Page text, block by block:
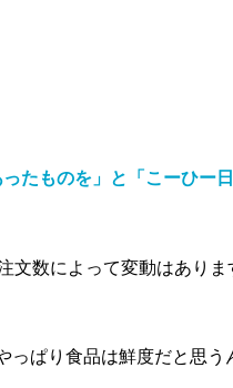
たものを」と「こーひー
文数によって変動はあり
っぱり食品は鮮度だと思う